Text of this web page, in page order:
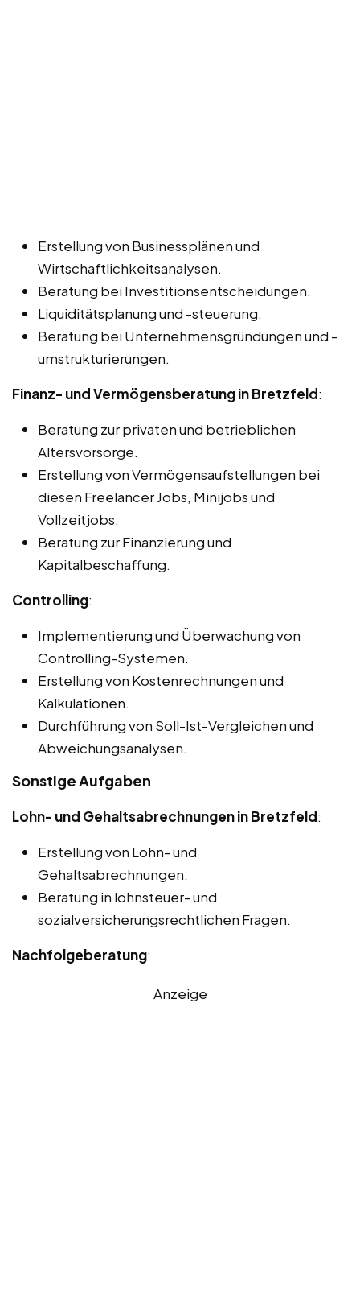
Erstellung von Businessplänen und
Wirtschaftlichkeitsanalysen.
Beratung bei Investitionsentscheidungen.
Liquiditätsplanung und -steuerung.
Beratung bei Unternehmensgründungen und -
umstrukturierungen.
Finanz- und Vermögensberatung in Bretzfeld:
Beratung zur privaten und betrieblichen
Altersvorsorge.
Erstellung von Vermögensaufstellungen bei
diesen Freelancer Jobs, Minijobs und
Vollzeitjobs.
Beratung zur Finanzierung und
Kapitalbeschaffung.
Controlling:
Implementierung und Überwachung von
Controlling-Systemen.
Erstellung von Kostenrechnungen und
Kalkulationen.
Durchführung von Soll-Ist-Vergleichen und
Abweichungsanalysen.
Sonstige Aufgaben
Lohn- und Gehaltsabrechnungen in Bretzfeld:
Erstellung von Lohn- und
Gehaltsabrechnungen.
Beratung in lohnsteuer- und
sozialversicherungsrechtlichen Fragen.
Nachfolgeberatung:
Anzeige